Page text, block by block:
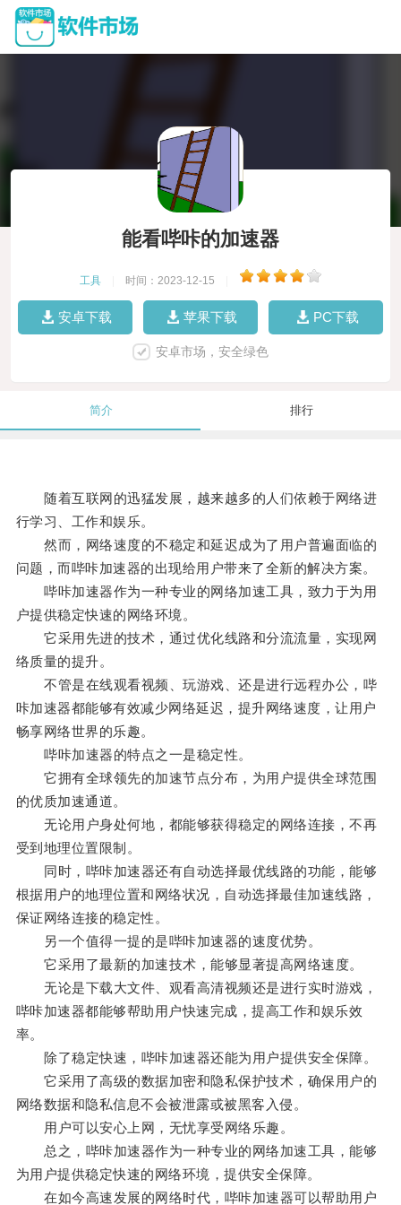
能看哔咔的加速器
工具 时间：2023-12-15
安卓下载 苹果下载 PC下载
安卓市场，安全绿色
简介 排行
随着互联网的迅猛发展，越来越多的人们依赖于网络进
行学习、工作和娱乐。
然而，网络速度的不稳定和延迟成为了用户普遍面临的
问题，而哔咔加速器的出现给用户带来了全新的解决方案。
哔咔加速器作为一种专业的网络加速工具，致力于为用
户提供稳定快速的网络环境。
它采用先进的技术，通过优化线路和分流流量，实现网
络质量的提升。
不管是在线观看视频、玩游戏、还是进行远程办公，哔
咔加速器都能够有效减少网络延迟，提升网络速度，让用户
畅享网络世界的乐趣。
哔咔加速器的特点之一是稳定性。
它拥有全球领先的加速节点分布，为用户提供全球范围
的优质加速通道。
无论用户身处何地，都能够获得稳定的网络连接，不再
受到地理位置限制。
同时，哔咔加速器还有自动选择最优线路的功能，能够
根据用户的地理位置和网络状况，自动选择最佳加速线路，
保证网络连接的稳定性。
另一个值得一提的是哔咔加速器的速度优势。
它采用了最新的加速技术，能够显著提高网络速度。
无论是下载大文件、观看高清视频还是进行实时游戏，
哔咔加速器都能够帮助用户快速完成，提高工作和娱乐效
率。
除了稳定快速，哔咔加速器还能为用户提供安全保障。
它采用了高级的数据加密和隐私保护技术，确保用户的
网络数据和隐私信息不会被泄露或被黑客入侵。
用户可以安心上网，无忧享受网络乐趣。
总之，哔咔加速器作为一种专业的网络加速工具，能够
为用户提供稳定快速的网络环境，提供安全保障。
在如今高速发展的网络时代，哔咔加速器可以帮助用户